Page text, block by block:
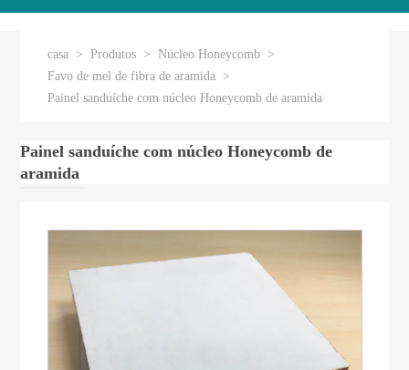
casa > Produtos > Núcleo Honeycomb >
Favo de mel de fibra de aramida >
Painel sanduíche com núcleo Honeycomb de aramida
Painel sanduíche com núcleo Honeycomb de
aramida